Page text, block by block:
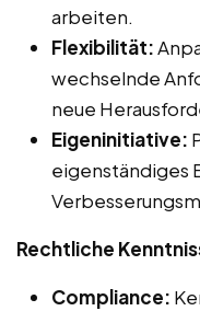
arbeiten.
Flexibilität:
wechselnde
neue
Eigeninitiative:
eigenständiges
Rechtliche
Compliance: